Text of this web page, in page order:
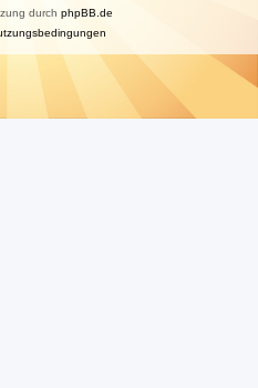
durch phpBB.de